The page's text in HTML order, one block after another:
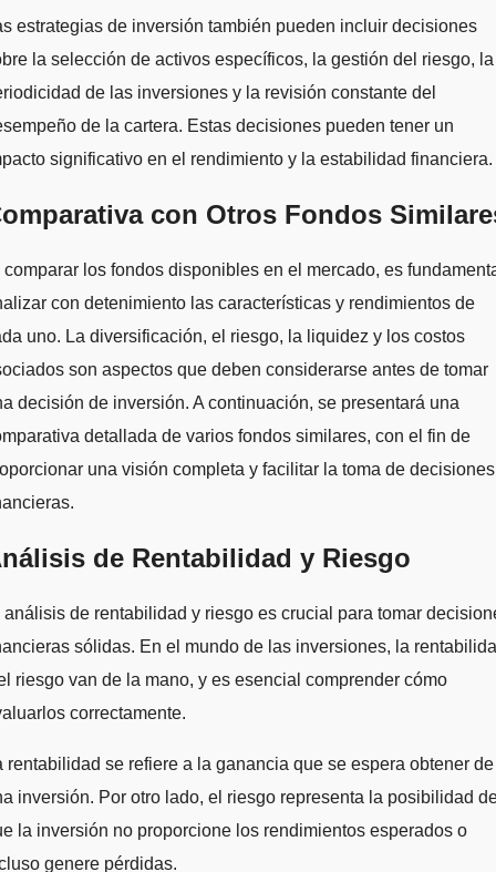
estrategias de inversión también pueden incluir decisiones
la selección de activos específicos, la gestión del riesgo, la
de las inversiones y la revisión constante del
de la cartera. Estas decisiones pueden tener un
significativo en el rendimiento y la estabilidad financiera.
con Otros Fondos
comparar los fondos disponibles en el mercado, es
con detenimiento las características y rendimientos de
uno. La diversificación, el riesgo, la liquidez y los costos
son aspectos que deben considerarse antes de tomar
decisión de inversión. A continuación, se presentará una
detallada de varios fondos similares, con el fin de
una visión completa y facilitar la toma de decisiones
de Rentabilidad y Riesgo
sólidas. En el mundo de las inversiones, la
riesgo van de la mano, y es esencial comprender cómo
correctamente.
rentabilidad se refiere a la ganancia que se espera obtener de
inversión. Por otro lado, el riesgo representa la posibilidad
la inversión no proporcione los rendimientos esperados o
genere pérdidas.